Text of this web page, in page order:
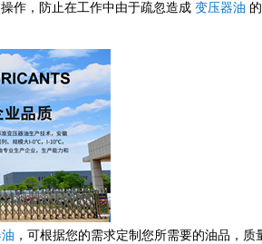
作，防止在工作中由于疏忽造成 变压器油
， 可根据您的需求定制您所需要的油品，质